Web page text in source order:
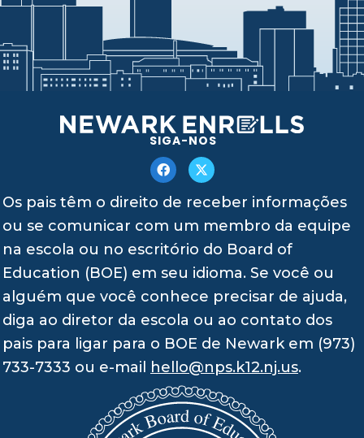
SIGA-NOS
Os pais têm o direito de receber informações
ou se comunicar com um membro da equipe
na escola ou no escritório do Board of
Education (BOE) em seu idioma. Se você ou
alguém que você conhece precisar de ajuda,
diga ao diretor da escola ou ao contato dos
pais para ligar para o BOE de Newark em (973)
733-7333 ou e-mail
hello@nps.k12.nj.us.